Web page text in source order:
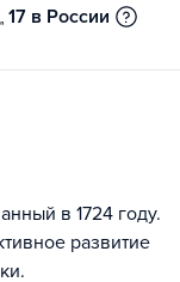
17 в России
в 1724 году.
развитие